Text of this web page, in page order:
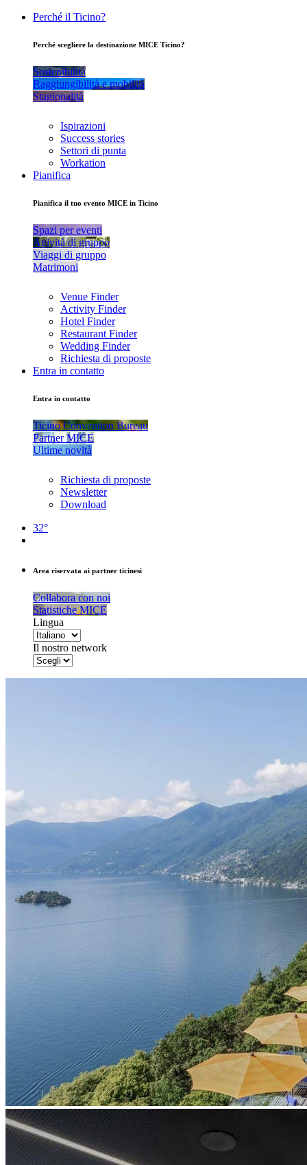
Perché il Ticino?
Perché scegliere la destinazione MICE Ticino?
Sostenibilità
Raggiungibilità e mobilità
Stagionalità
Ispirazioni
Success stories
Settori di punta
Workation
Pianifica
Pianifica il tuo evento MICE in Ticino
Spazi per eventi
Attività di gruppo
Viaggi di gruppo
Matrimoni
Venue Finder
Activity Finder
Hotel Finder
Restaurant Finder
Wedding Finder
Richiesta di proposte
Entra in contatto
Entra in contatto
Ticino Convention Bureau
Partner MICE
Ultime novità
Richiesta di proposte
Newsletter
Download
32°
Area riservata ai partner ticinesi
Collabora con noi
Statistiche MICE
Lingua
Il nostro network